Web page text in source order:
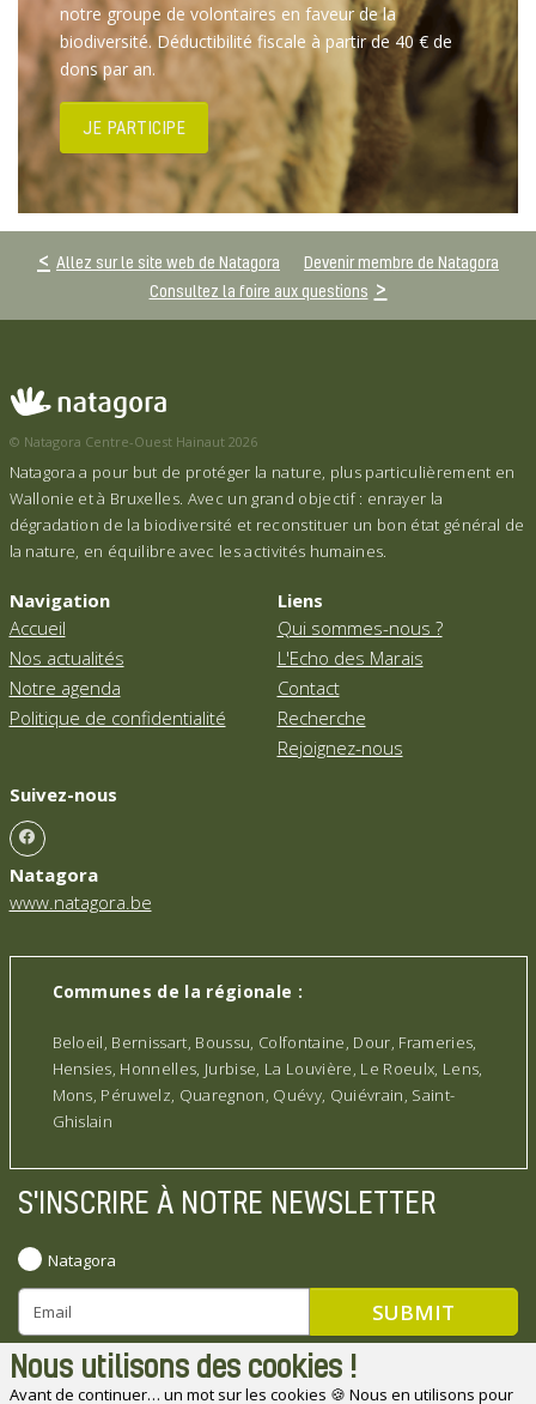
Nous utilisons des cookies !
Avant de continuer… un mot sur les cookies 🍪 Nous en utilisons pour
notre groupe de volontaires en faveur de la
biodiversité. Déductibilité fiscale à partir de 40 € de
dons par an.
JE PARTICIPE
Allez sur le site web de Natagora
Devenir membre de Natagora
Consultez la foire aux questions
© Natagora Centre-Ouest Hainaut 2026
Natagora a pour but de protéger la nature, plus particulièrement en
Wallonie et à Bruxelles. Avec un grand objectif : enrayer la
dégradation de la biodiversité et reconstituer un bon état général de
la nature, en équilibre avec les activités humaines.
Navigation
Accueil
Nos actualités
Notre agenda
Politique de confidentialité
Liens
Qui sommes-nous ?
L'Echo des Marais
Contact
Recherche
Rejoignez-nous
Suivez-nous
Natagora
www.natagora.be
Communes de la régionale :
Beloeil, Bernissart, Boussu, Colfontaine, Dour, Frameries,
Hensies, Honnelles, Jurbise, La Louvière, Le Roeulx, Lens,
Mons, Péruwelz, Quaregnon, Quévy, Quiévrain, Saint-
Ghislain
S'INSCRIRE À NOTRE NEWSLETTER
Natagora